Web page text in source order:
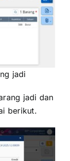
jadi
jadi dan
berikut.